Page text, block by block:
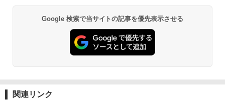
Google 検索で当サイトの記事を優先表示させる
関連リンク